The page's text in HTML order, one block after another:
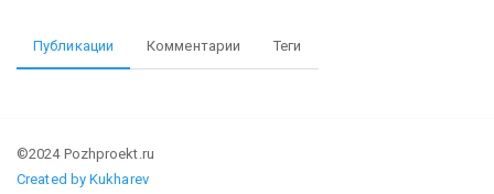
Публикации Комментарии Теги
©2024 Pozhproekt.ru
Created by Kukharev